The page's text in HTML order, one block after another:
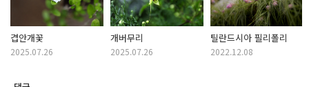
겹안개꽃
2025.07.26
개버무리
2025.07.26
틸란드시아 필리폴리
2022.12.08